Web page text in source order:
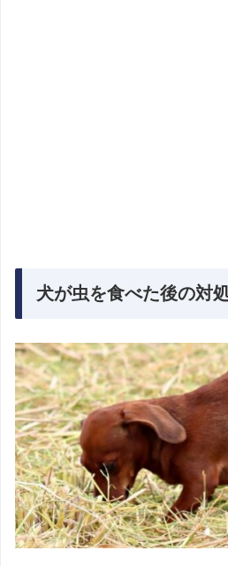
犬が虫を食べた後の対